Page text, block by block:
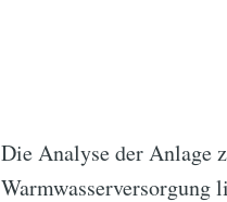
Die Analyse der Anlage